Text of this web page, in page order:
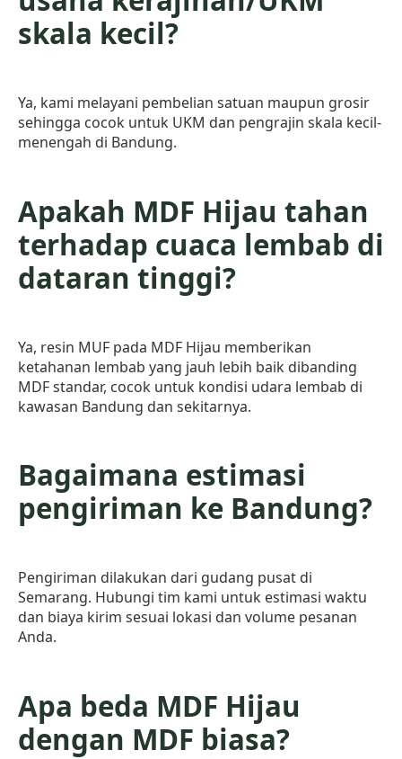
skala kecil?
Ya, kami melayani pembelian satuan maupun grosir
sehingga cocok untuk UKM dan pengrajin skala kecil-
menengah di Bandung.
Apakah MDF Hijau tahan
terhadap cuaca lembab di
dataran tinggi?
Ya, resin MUF pada MDF Hijau memberikan
ketahanan lembab yang jauh lebih baik dibanding
MDF standar, cocok untuk kondisi udara lembab di
kawasan Bandung dan sekitarnya.
Bagaimana estimasi
pengiriman ke Bandung?
Pengiriman dilakukan dari gudang pusat di
Semarang. Hubungi tim kami untuk estimasi waktu
dan biaya kirim sesuai lokasi dan volume pesanan
Anda.
Apa beda MDF Hijau
dengan MDF biasa?